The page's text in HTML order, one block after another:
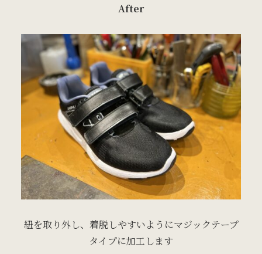
After
紐を取り外し、着脱しやすいようにマジックテープ
タイプに加工します